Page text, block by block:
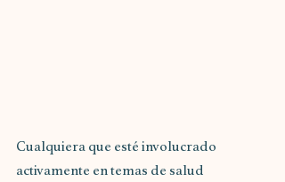
Cualquiera que esté involucrado
activamente en temas de salud